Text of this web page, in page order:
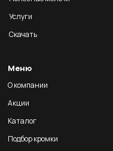
Услуги
Скачать
Меню
О компании
Акции
Каталог
Подбор кромки